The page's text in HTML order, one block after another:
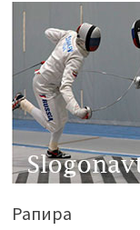
Рапира